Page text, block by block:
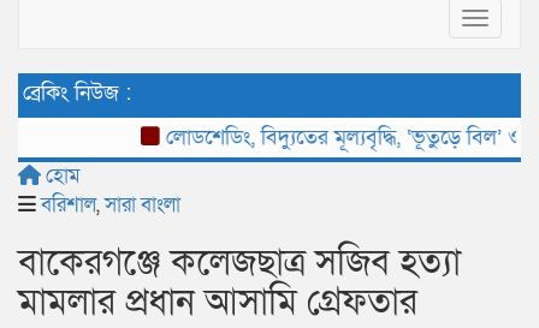
ব্রেকিং নিউজ :
লোডশেডিং, বিদ্যুতের মূল্যবৃদ্ধি, ‘ভূতুড়ে বিল’ ও
হোম
বরিশাল,সারা বাংলা
বাকেরগঞ্জে কলেজছাত্র সজিব হত্যা
মামলার প্রধান আসামি গ্রেফতার